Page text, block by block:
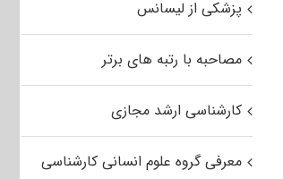
پزشکی از لیسانس
مصاحبه با رتبه های برتر
کارشناسی ارشد مجازی
معرفی گروه علوم انسانی کارشناسی